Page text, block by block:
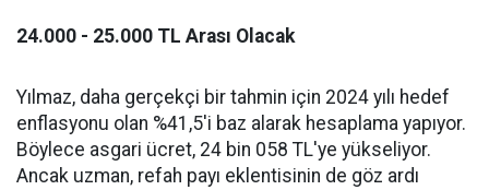
24.000 - 25.000 TL Arası Olacak
Yılmaz, daha gerçekçi bir tahmin için 2024 yılı hedef
enflasyonu olan %41,5'i baz alarak hesaplama yapıyor.
Böylece asgari ücret, 24 bin 058 TL'ye yükseliyor.
Ancak uzman, refah payı eklentisinin de göz ardı